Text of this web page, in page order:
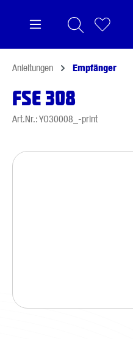
Anleitungen Empfänger
FSE 308
Art.Nr.: YO30008_-print
Bildergalerie überspringen